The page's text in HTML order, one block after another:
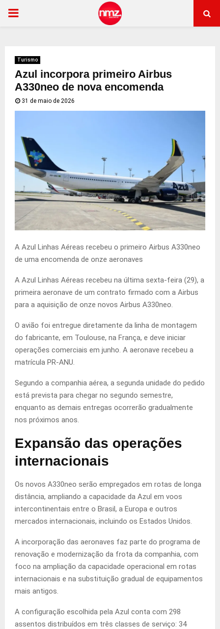
PRIMARY
Turismo
Azul incorpora primeiro Airbus
A330neo de nova encomenda
31 de maio de 2026
A Azul Linhas Aéreas recebeu o primeiro Airbus A330neo
de uma encomenda de onze aeronaves
A Azul Linhas Aéreas recebeu na última sexta-feira (29), a
primeira aeronave de um contrato firmado com a Airbus
para a aquisição de onze novos Airbus A330neo.
O avião foi entregue diretamente da linha de montagem
do fabricante, em Toulouse, na França, e deve iniciar
operações comerciais em junho. A aeronave recebeu a
matrícula PR-ANU.
Segundo a companhia aérea, a segunda unidade do pedido
está prevista para chegar no segundo semestre,
enquanto as demais entregas ocorrerão gradualmente
nos próximos anos.
Expansão das operações
internacionais
Os novos A330neo serão empregados em rotas de longa
distância, ampliando a capacidade da Azul em voos
intercontinentais entre o Brasil, a Europa e outros
mercados internacionais, incluindo os Estados Unidos.
A incorporação das aeronaves faz parte do programa de
renovação e modernização da frota da companhia, com
foco na ampliação da capacidade operacional em rotas
internacionais e na substituição gradual de equipamentos
mais antigos.
A configuração escolhida pela Azul conta com 298
assentos distribuídos em três classes de serviço: 34